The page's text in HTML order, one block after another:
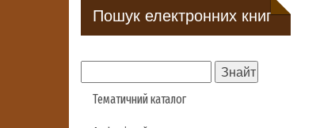
Пошук електронних книг
Тематичний каталог